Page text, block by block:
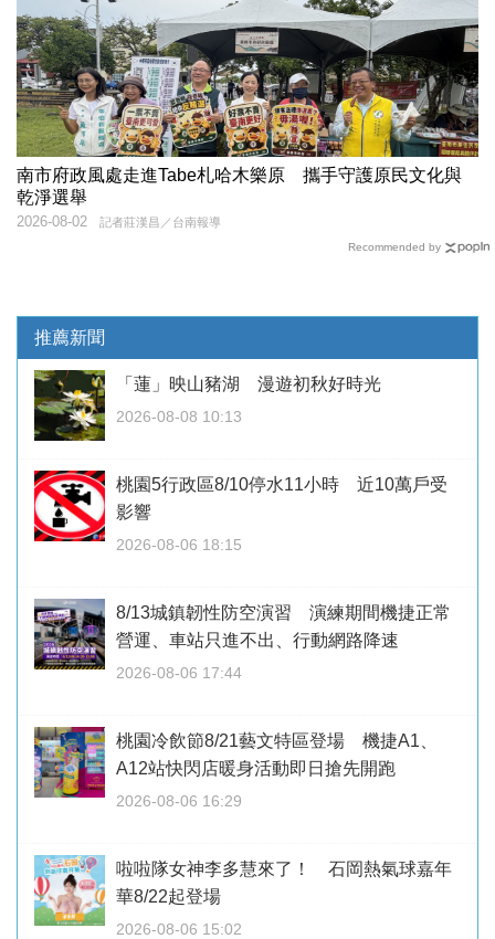
南市府政風處走進Tabe札哈木樂原 攜手守護原民文化與
乾淨選舉
記者莊漢昌／台南報導
2026-08-02
Recommended by
推薦新聞
「蓮」映山豬湖 漫遊初秋好時光
2026-08-08 10:13
桃園5行政區8/10停水11小時 近10萬戶受
影響
2026-08-06 18:15
8/13城鎮韌性防空演習 演練期間機捷正常
營運、車站只進不出、行動網路降速
2026-08-06 17:44
桃園冷飲節8/21藝文特區登場 機捷A1、
A12站快閃店暖身活動即日搶先開跑
2026-08-06 16:29
啦啦隊女神李多慧來了！ 石岡熱氣球嘉年
華8/22起登場
2026-08-06 15:02